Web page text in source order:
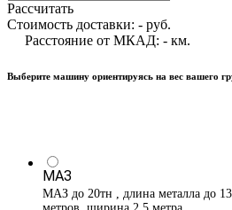
Рассчитать
Стоимость доставки: - руб.
Расстояние от МКАД: - км.
Выберите машину ориентируясь на вес вашего
МАЗ
МАЗ до 20тн , длина металла до